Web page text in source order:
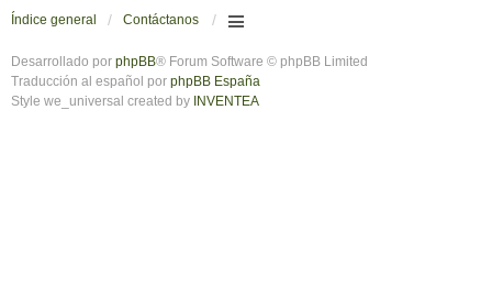
Índice general Contáctanos
Desarrollado por phpBB® Forum Software © phpBB Limited
Traducción al español por phpBB España
Style we_universal created by INVENTEA